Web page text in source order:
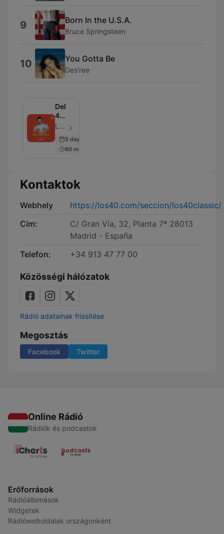
9 Born In the U.S.A.
Bruce Springsteen
10 You Gotta Be
Des'ree
Del
40
al 1
Programa
completo
LOS40 - Epizód 100
5 days ago
60 min
Kontaktok
Webhely
https://los40.com/seccion/los40classic/
Cím:
C/ Gran Vía, 32, Planta 7ª 28013
Madrid - España
Telefon:
+34 913 47 77 00
Közösségi hálózatok
Rádió adatainak frissítése
Megosztás
Facebook Twitter
Online Rádió
Rádiók és podcastok
Erőforrások
Rádióállomások
Widgetek
Rádióweboldalak országonként